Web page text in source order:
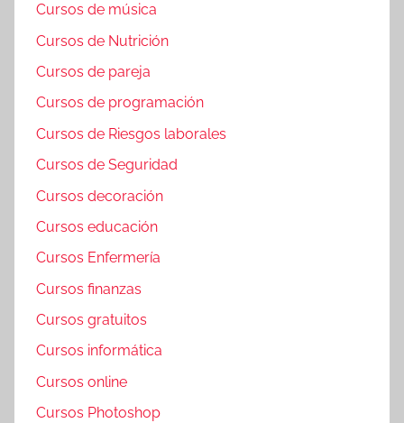
Cursos de música
Cursos de Nutrición
Cursos de pareja
Cursos de programación
Cursos de Riesgos laborales
Cursos de Seguridad
Cursos decoración
Cursos educación
Cursos Enfermería
Cursos finanzas
Cursos gratuitos
Cursos informática
Cursos online
Cursos Photoshop